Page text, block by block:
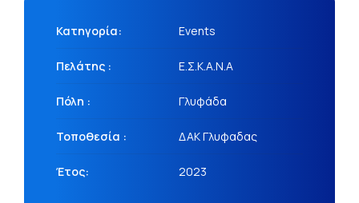
Κατηγορία: Events
Πελάτης : Ε.Σ.Κ.Α.Ν.Α
Πόλη : Γλυφάδα
Τοποθεσία : ΔΑΚ Γλυφαδας
Έτος: 2023